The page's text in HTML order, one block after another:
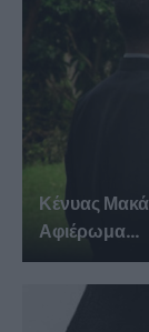
Κένυας
Αφιέρωμα...